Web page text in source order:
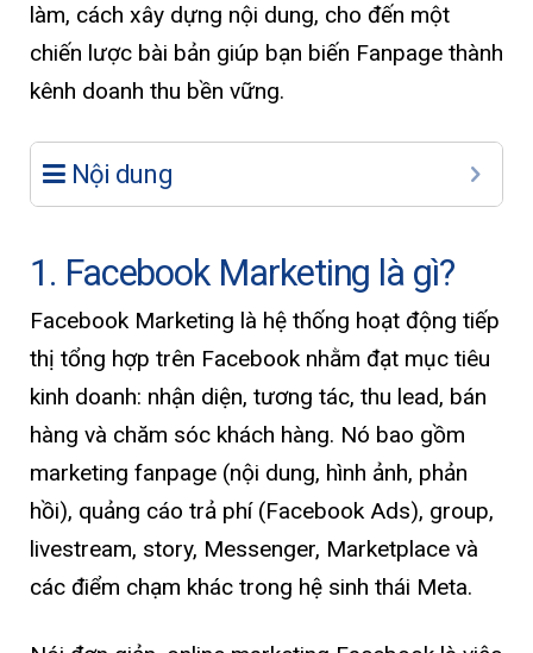
làm, cách xây dựng nội dung, cho đến một
chiến lược bài bản giúp bạn biến Fanpage thành
kênh doanh thu bền vững.
Nội dung
1. Facebook Marketing là gì?
Facebook Marketing là hệ thống hoạt động tiếp
thị tổng hợp trên Facebook nhằm đạt mục tiêu
kinh doanh: nhận diện, tương tác, thu lead, bán
hàng và chăm sóc khách hàng. Nó bao gồm
marketing fanpage (nội dung, hình ảnh, phản
hồi), quảng cáo trả phí (Facebook Ads), group,
livestream, story, Messenger, Marketplace và
các điểm chạm khác trong hệ sinh thái Meta.